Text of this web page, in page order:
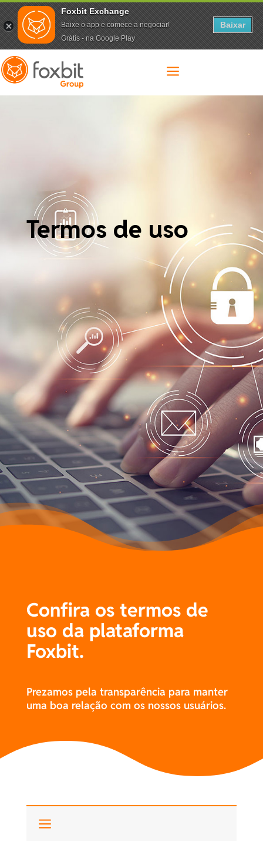
a
Termos de uso
Confira os termos de
uso da plataforma
Foxbit.
Prezamos pela transparência para manter
uma boa relação com os nossos usuários.
a
Foxbit Exchange
Baixe o app e comece a negociar!
Grátis - na Google Play
Baixar